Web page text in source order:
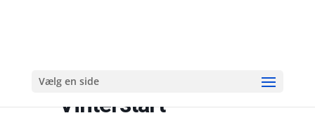
Vælg en side
Vinterstart